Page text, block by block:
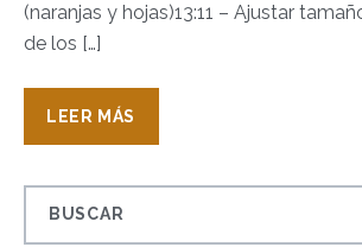
(naranjas y hojas)13:11 – Ajustar
de los […]
LEER MÁS